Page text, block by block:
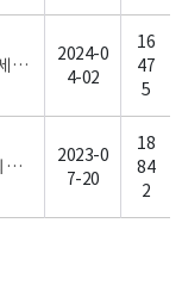
[제 8회] 화이트디펜더 파트너 세미나 진행 종료! - 강력한 랜섬웨어 대응 방안을 위한 전략 (2024.02.27.화)
2024-0
4-02
16
47
5
정보보호 랜섬웨어 감염 방어의 수호자, 안티랜섬웨어 화이트디펜더 (WhiteDefender)
2023-0
7-20
18
84
2